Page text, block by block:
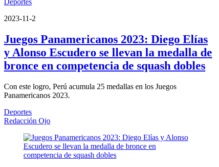
Deportes
2023-11-2
Juegos Panamericanos 2023: Diego Elías
y Alonso Escudero se llevan la medalla de
bronce en competencia de squash dobles
Con este logro, Perú acumula 25 medallas en los Juegos
Panamericanos 2023.
Deportes
Redacción Ojo